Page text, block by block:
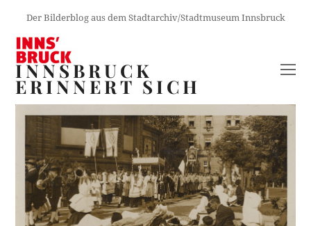
Der Bilderblog aus dem Stadtarchiv/Stadtmuseum Innsbruck
INNSBRUCK
ERINNERT SICH